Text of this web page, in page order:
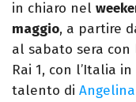
stampa.
in chiaro nel
maggio, a partire
al sabato sera con
Rai 1, con l’Italia
talento di